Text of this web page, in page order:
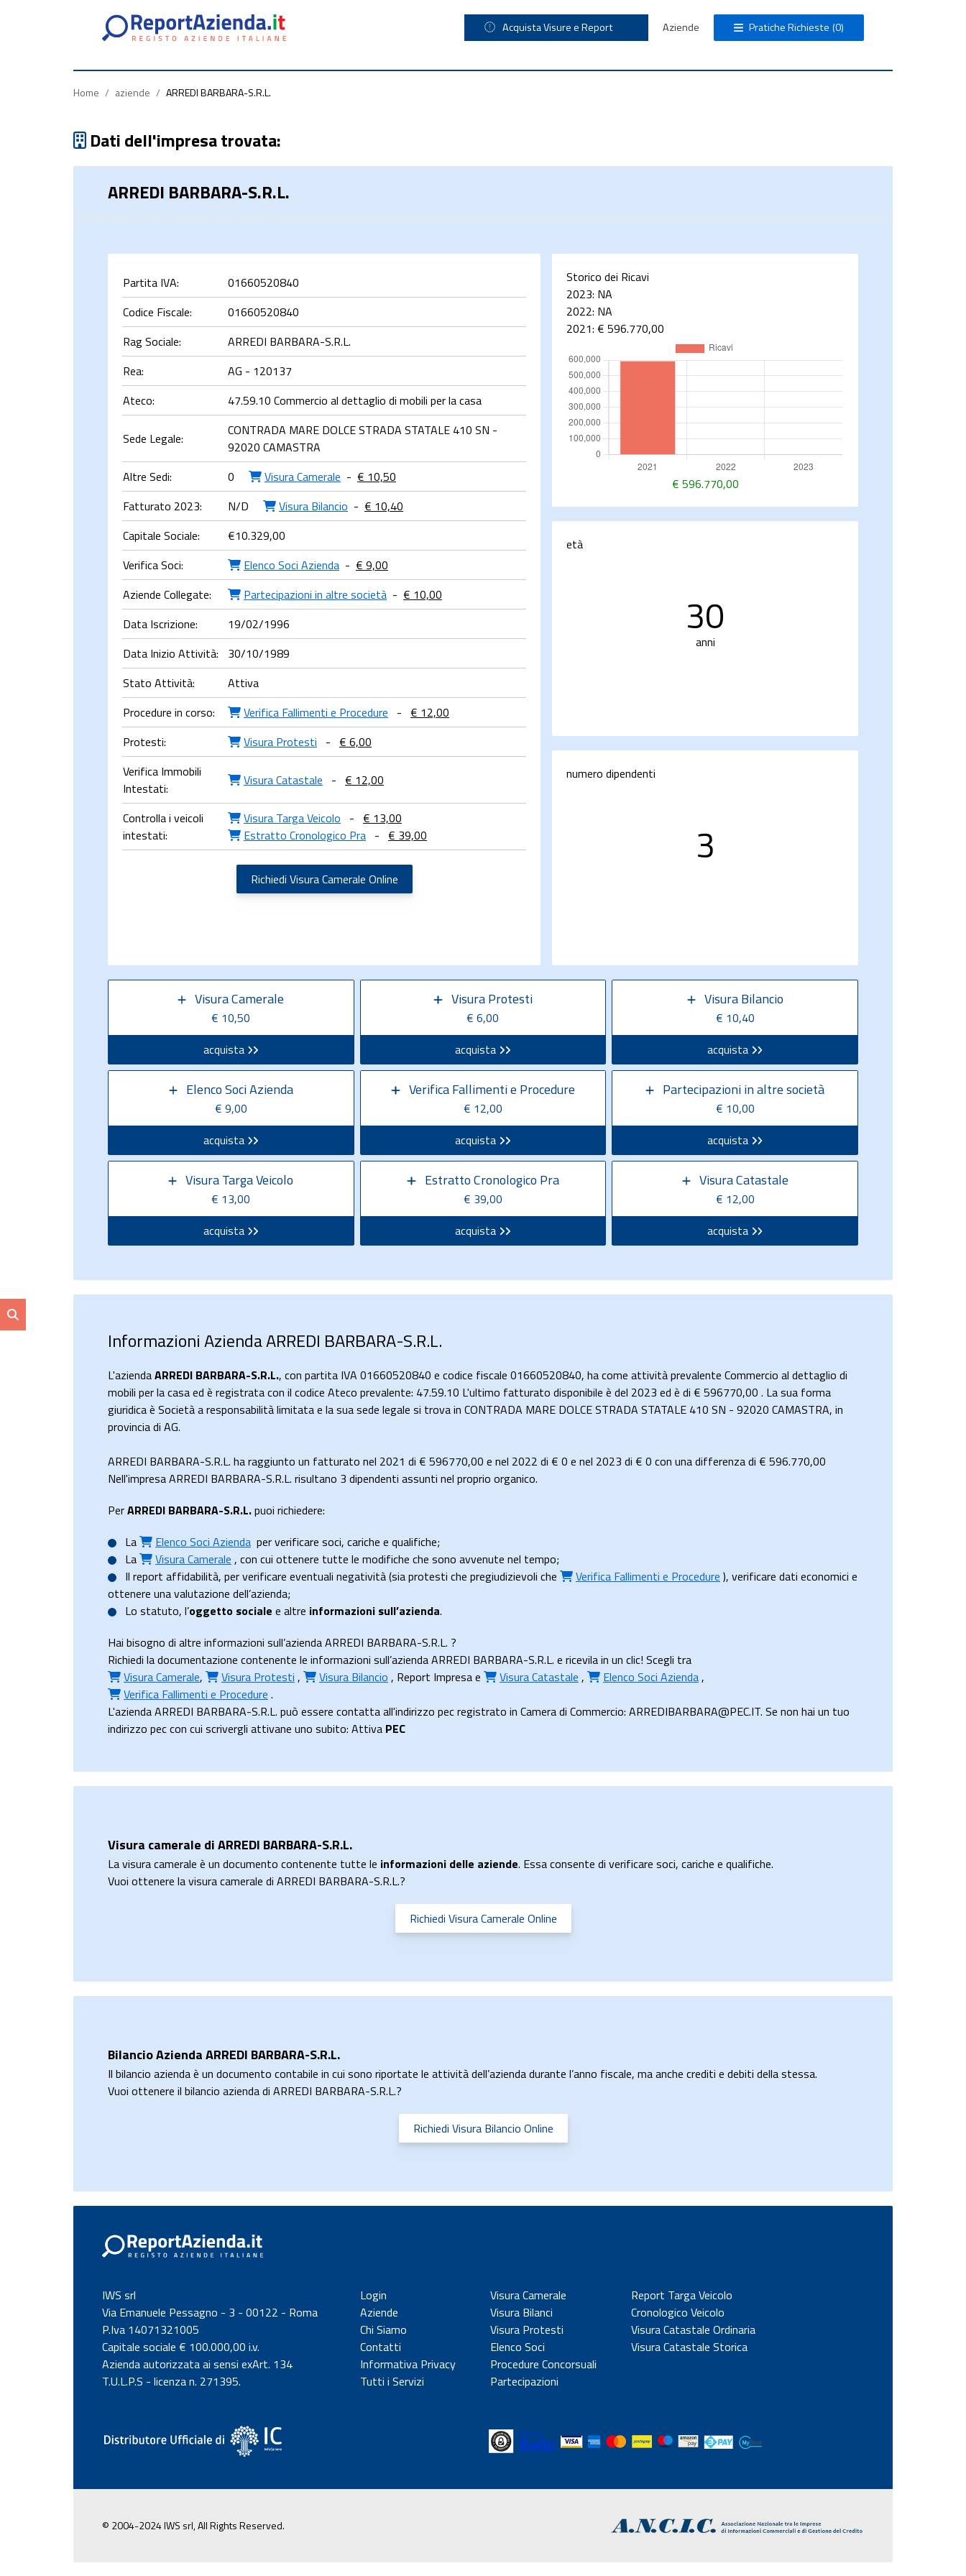
Acquista Visure e Report Aziende Pratiche Richieste (0)
Home / aziende / ARREDI BARBARA-S.R.L.
Dati dell'impresa trovata:
ARREDI BARBARA-S.R.L.
Partita IVA:
01660520840
Codice Fiscale:
01660520840
Rag Sociale:
ARREDI BARBARA-S.R.L.
Rea:
AG - 120137
Ateco:
47.59.10 Commercio al dettaglio di mobili per la casa
Sede Legale:
CONTRADA MARE DOLCE STRADA STATALE 410 SN -
92020 CAMASTRA
Altre Sedi:
0 Visura Camerale - € 10,50
Fatturato 2023:
N/D Visura Bilancio - € 10,40
Capitale Sociale:
€10.329,00
Verifica Soci:
Elenco Soci Azienda - € 9,00
Aziende Collegate:
Partecipazioni in altre società - € 10,00
Data Iscrizione:
19/02/1996
Data Inizio Attività:
30/10/1989
Stato Attività:
Attiva
Procedure in corso:
Verifica Fallimenti e Procedure - € 12,00
Protesti:
Visura Protesti - € 6,00
Verifica Immobili
Intestati:
Visura Catastale - € 12,00
Controlla i veicoli
intestati:
Visura Targa Veicolo - € 13,00
Estratto Cronologico Pra - € 39,00
Richiedi Visura Camerale Online
Storico dei Ricavi
2023: NA
2022: NA
2021:€ 596.770,00
€ 596.770,00
età
30
anni
numero dipendenti
3
Visura Camerale
€ 10,50
acquista
Visura Protesti
€ 6,00
acquista
Visura Bilancio
€ 10,40
acquista
Elenco Soci Azienda
€ 9,00
acquista
Verifica Fallimenti e Procedure
€ 12,00
acquista
Partecipazioni in altre società
€ 10,00
acquista
Visura Targa Veicolo
€ 13,00
acquista
Estratto Cronologico Pra
€ 39,00
acquista
Visura Catastale
€ 12,00
acquista
Informazioni Azienda ARREDI BARBARA-S.R.L.
L'aziendaARREDI BARBARA-S.R.L., con partita IVA 01660520840 e codice fiscale 01660520840, ha come attività prevalente Commercio al dettaglio di
mobili per la casa ed è registrata con il codice Ateco prevalente: 47.59.10 L'ultimo fatturato disponibile è del 2023 ed è di € 596770,00 . La sua forma
giuridica è Società a responsabilità limitata e la sua sede legale si trova in CONTRADA MARE DOLCE STRADA STATALE 410 SN - 92020 CAMASTRA, in
provincia di AG.
ARREDI BARBARA-S.R.L. ha raggiunto un fatturato nel 2021 di € 596770,00 e nel 2022 di € 0 e nel 2023 di € 0 con una differenza di € 596.770,00
Nell'impresa ARREDI BARBARA-S.R.L. risultano 3 dipendenti assunti nel proprio organico.
PerARREDI BARBARA-S.R.L.puoi richiedere:
La
Elenco Soci Azienda per verificare soci, cariche e qualifiche;
La
Visura Camerale , con cui ottenere tutte le modifiche che sono avvenute nel tempo;
Il report affidabilità, per verificare eventuali negatività (sia protesti che pregiudizievoli che Verifica Fallimenti e Procedure ), verificare dati economici e
ottenere una valutazione dell’azienda;
Lo statuto, l’oggetto sociale e altre informazioni sull’azienda.
Hai bisogno di altre informazioni sull’azienda ARREDI BARBARA-S.R.L. ?
Richiedi la documentazione contenente le informazioni sull’azienda ARREDI BARBARA-S.R.L. e ricevila in un clic! Scegli tra
Visura Camerale, Visura Protesti , Visura Bilancio , Report Impresae Visura Catastale , Elenco Soci Azienda,
Verifica Fallimenti e Procedure .
L'azienda ARREDI BARBARA-S.R.L. può essere contatta all'indirizzo pec registrato in Camera di Commercio: ARREDIBARBARA@PEC.IT. Se non hai un tuo
indirizzo pec con cui scrivergli attivane uno subito: Attiva PEC
Visura camerale di ARREDI BARBARA-S.R.L.
La visura camerale è un documento contenente tutte le informazioni delle aziende. Essa consente di verificare soci, cariche e qualifiche.
Vuoi ottenere la visura camerale di ARREDI BARBARA-S.R.L.?
Richiedi Visura Camerale Online
Bilancio Azienda ARREDI BARBARA-S.R.L.
Il bilancio azienda è un documento contabile in cui sono riportate le attività dell’azienda durante l’anno fiscale, ma anche crediti e debiti della stessa.
Vuoi ottenere il bilancio azienda di ARREDI BARBARA-S.R.L.?
Richiedi Visura Bilancio Online
IWS srl
Via Emanuele Pessagno - 3 - 00122 - Roma
P.Iva 14071321005
Capitale sociale € 100.000,00 i.v.
Azienda autorizzata ai sensi exArt. 134
T.U.L.P.S - licenza n. 271395.
Login
Aziende
Chi Siamo
Contatti
Informativa Privacy
Tutti i Servizi
Visura Camerale
Visura Bilanci
Visura Protesti
Elenco Soci
Procedure Concorsuali
Partecipazioni
Report Targa Veicolo
Cronologico Veicolo
Visura Catastale Ordinaria
Visura Catastale Storica
© 2004-2024 IWS srl, All Rights Reserved.